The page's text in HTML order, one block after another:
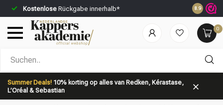
Kostenlose Rückgabe innerhalb* Vor 23:59
8.9
0
Summer Deals! 10% korting op alles van Redken, Kérastase,
L’Oréal & Sebastian
Nach welcher Kategorie suchst du?